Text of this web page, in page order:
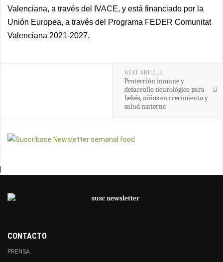
Valenciana, a través del IVACE, y está financiado por la
Unión Europea, a través del Programa FEDER Comunitat
Valenciana 2021-2027.
NEXT ARTICLE
Protección inmune y
desarrollo neurológico para
bebés, niños en crecimiento y
salud materna
CONTACTO
PRENSA